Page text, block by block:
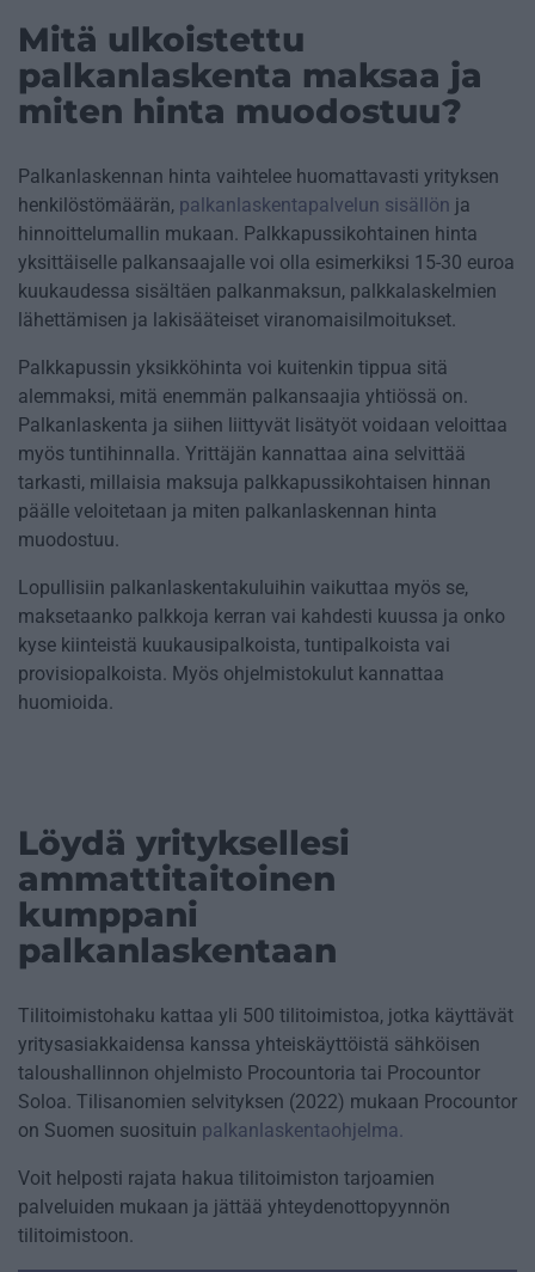
Mitä ulkoistettu
palkanlaskenta maksaa ja
miten hinta muodostuu?
Palkanlaskennan hinta vaihtelee huomattavasti yrityksen
henkilöstömäärän, palkanlaskentapalvelun sisällön ja
hinnoittelumallin mukaan. Palkkapussikohtainen hinta
yksittäiselle palkansaajalle voi olla esimerkiksi 15-30 euroa
kuukaudessa sisältäen palkanmaksun, palkkalaskelmien
lähettämisen ja lakisääteiset viranomaisilmoitukset.
Palkkapussin yksikköhinta voi kuitenkin tippua sitä
alemmaksi, mitä enemmän palkansaajia yhtiössä on.
Palkanlaskenta ja siihen liittyvät lisätyöt voidaan veloittaa
myös tuntihinnalla. Yrittäjän kannattaa aina selvittää
tarkasti, millaisia maksuja palkkapussikohtaisen hinnan
päälle veloitetaan ja miten palkanlaskennan hinta
muodostuu.
Lopullisiin palkanlaskentakuluihin vaikuttaa myös se,
maksetaanko palkkoja kerran vai kahdesti kuussa ja onko
kyse kiinteistä kuukausipalkoista, tuntipalkoista vai
provisiopalkoista. Myös ohjelmistokulut kannattaa
huomioida.
Löydä yrityksellesi
ammattitaitoinen
kumppani
palkanlaskentaan
Tilitoimistohaku kattaa yli 500 tilitoimistoa, jotka käyttävät
yritysasiakkaidensa kanssa yhteiskäyttöistä sähköisen
taloushallinnon ohjelmisto Procountoria tai Procountor
Soloa. Tilisanomien selvityksen (2022) mukaan Procountor
on Suomen suosituin palkanlaskentaohjelma.
Voit helposti rajata hakua tilitoimiston tarjoamien
palveluiden mukaan ja jättää yhteydenottopyynnön
tilitoimistoon.